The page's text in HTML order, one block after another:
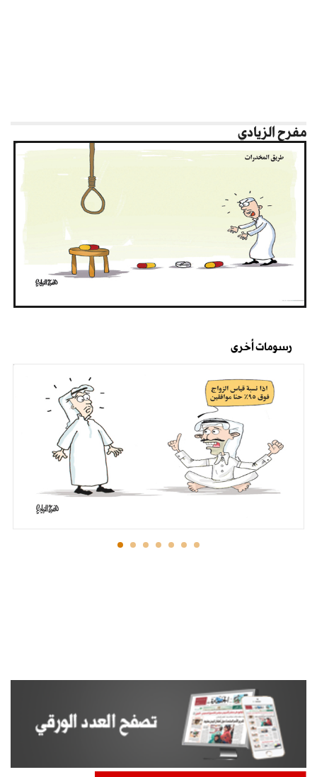
مفرح الزيادي
رسومات أخرى